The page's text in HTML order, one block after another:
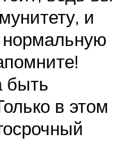
и
быть
в этом